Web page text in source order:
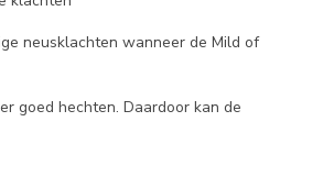
neusklachten wanneer de Mild of
goed hechten. Daardoor kan de